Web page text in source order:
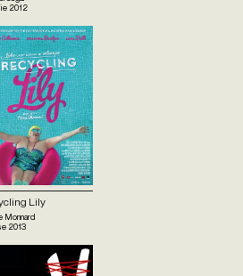
2012
Lily
Monnard
2013